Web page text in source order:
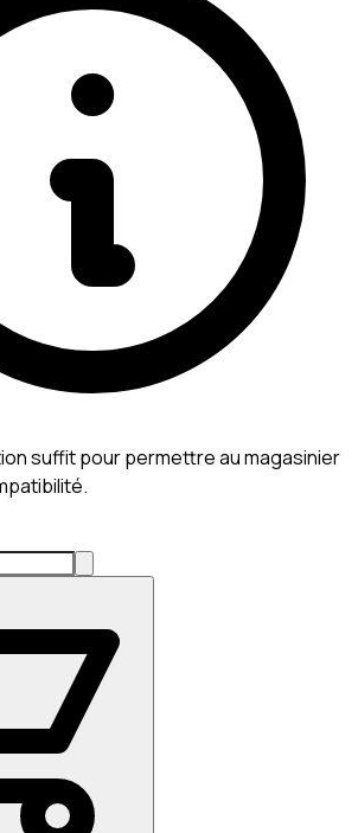
suffit pour permettre au magasinier